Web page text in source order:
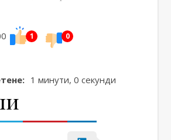
1 0
1 минути, 0 секунди